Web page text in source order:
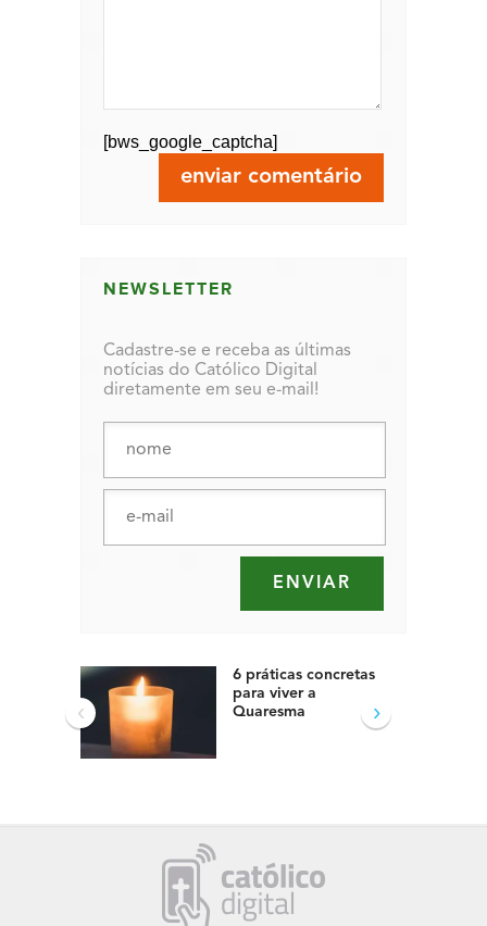
[bws_google_captcha]
NEWSLETTER
Cadastre-se e receba as últimas
notícias do Católico Digital
diretamente em seu e-mail!
6 práticas concretas
para viver a
Quaresma
‹ ›